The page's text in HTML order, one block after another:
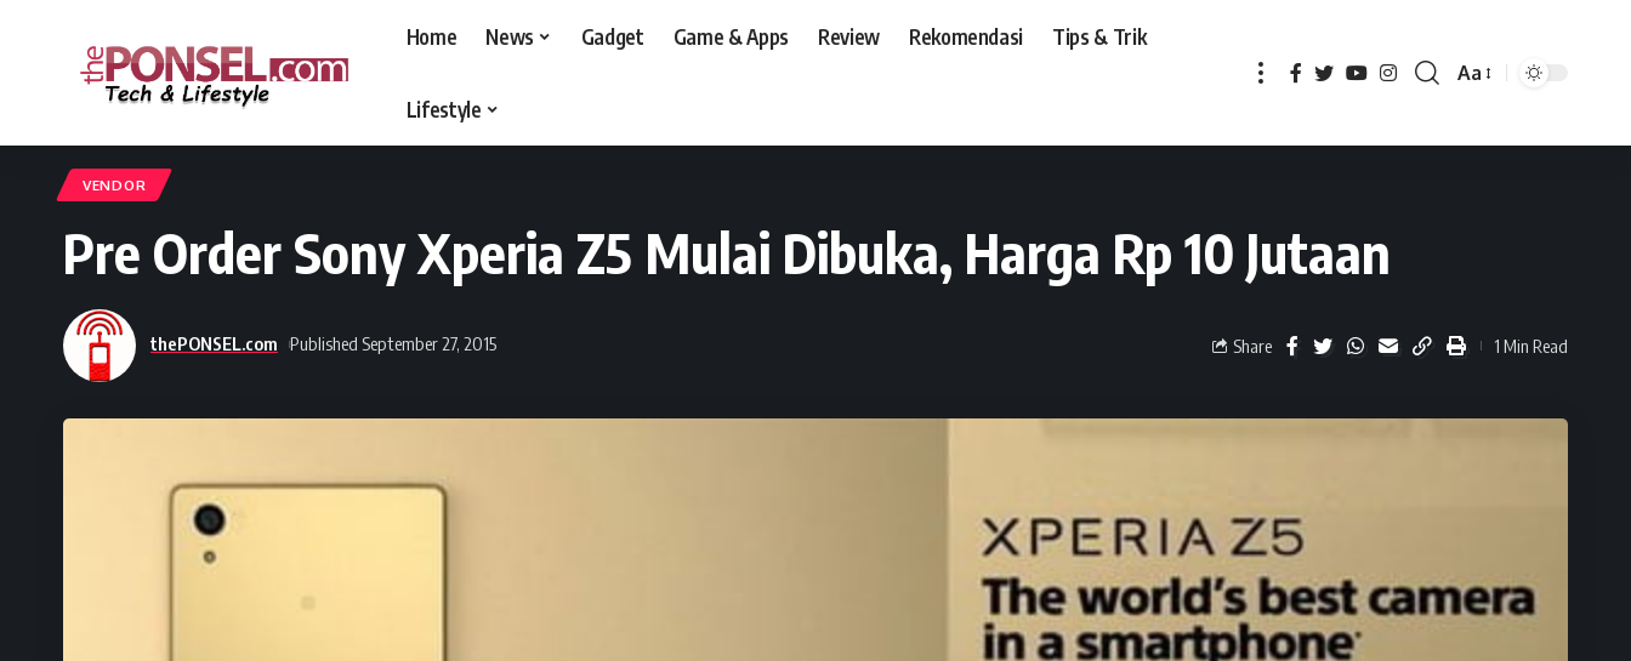
Home News Gadget Game & Apps Review Rekomendasi Tips & Trik
Lifestyle
Aa
VENDOR
Pre Order Sony Xperia Z5 Mulai Dibuka, Harga Rp 10 Jutaan
thePONSEL.com Published September 27, 2015 Share 1 Min Read